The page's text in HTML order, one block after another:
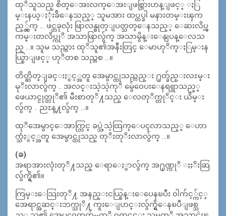
ထုိသူသည္ စိတ္ေအးလက္ေအးျဖစ္သြားဟန္ျဖင့္ ႏြ
မ္းနယ္ႏုံးခ်ိေနသည့္ သူမအား ထပ္ထပ္ခါ မနားတမ္းၾက
ည့္လွ်က္ … ဖင္တခုလုံး ဖြာလန္စုတ္ျပတ္သတ္ေနသည့္ ေဆးလိပ္ၾ
ကမ္းတလိပ္ကုိ အသာဖြာလွ်က္ အသာမွိန္းေနျပန္ေလသ
ည္ …။ သူမ သည္ကား ထုိသူ၏အနီးတြင္ ေမာဟုိက္ႏြမ္းန
ယ္စြာျဖင့္ ဟုိတစ သည္တစ …။
တိတ္ဆိတ္ျခင္းႏွင့္အတူ အေမွာင္ထုသည္လည္း ႐ုတ္ခ်ည္းလႊမ္း
မုိးလာလွ်က္ .. အလင္းသဲ့သဲ့ကုိ မွ်ေ၀ေပးေနရရွာသည့္
ဖေယာင္ငုတ္တုိ၏ မီးစာတုိ႔သည္ ေလတုိက္တုိင္း ယိမ္း
လွ်က္ .. ညႊန္႔လွ်က္ …။
ထုိအေမွာင္ေအာက္တြင္ ခပ္သဲ့သဲ့ထြက္ေပၚလာသည့္ ေဟာ
က္သံႏွင့္အတူ အေမွာင္ထုသည္ တုိးတုိးလာလွ်က္ …။
(ခ)
အရာအားလုံးတုိ႔သည္ ေရာေႏွာလွ်က္ အ႐ုဏ္ကုိ ႏႈိးဆြ
လွ်က္ရွိ၏။
ကြမ္းေသြးတုိ႔ အနည္းငယ္စြန္းေပေနၿပီး ၀ါက်င့္က်င့္
အေရာင္အဆင္းဘက္သုိ႔ ကူးေျပာင္းလွ်က္ရွိေနၿပီျဖစ္သ